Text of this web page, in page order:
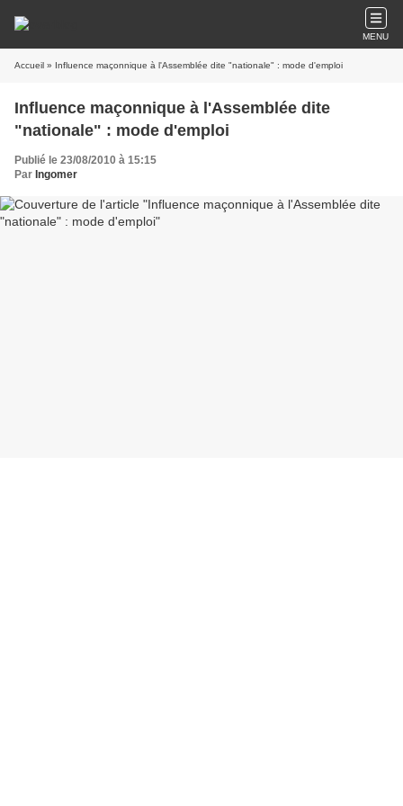
MENU
Accueil » Influence maçonnique à l'Assemblée dite "nationale" : mode d'emploi
Influence maçonnique à l'Assemblée dite
"nationale" : mode d'emploi
Publié le 23/08/2010 à 15:15
Par Ingomer